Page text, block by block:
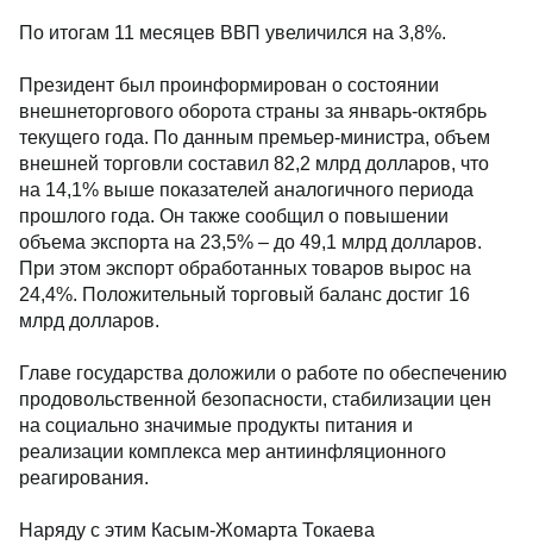
По итогам 11 месяцев ВВП увеличился на 3,8%.
Президент был проинформирован о состоянии
внешнеторгового оборота страны за январь-октябрь
текущего года. По данным премьер-министра, объем
внешней торговли составил 82,2 млрд долларов, что
на 14,1% выше показателей аналогичного периода
прошлого года. Он также сообщил о повышении
объема экспорта на 23,5% – до 49,1 млрд долларов.
При этом экспорт обработанных товаров вырос на
24,4%. Положительный торговый баланс достиг 16
млрд долларов.
Главе государства доложили о работе по обеспечению
продовольственной безопасности, стабилизации цен
на социально значимые продукты питания и
реализации комплекса мер антиинфляционного
реагирования.
Наряду с этим Касым-Жомарта Токаева